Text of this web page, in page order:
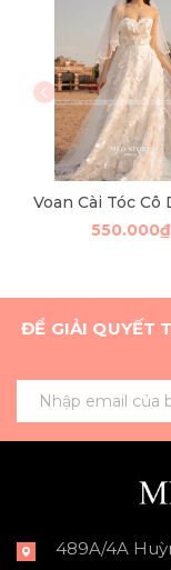
Voan Cài Tóc Cô
550.000₫
ĐỂ GIẢI QUYẾT
489A/4A